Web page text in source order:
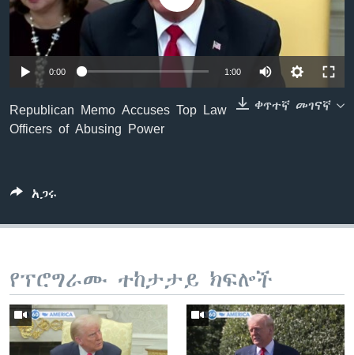
ቋንቋዎች
0:00 1:00
ቀጥተኛ መገናኛ
Republican Memo Accuses Top Law
Officers of Abusing Power
አጋሩ
የፕሮግራሙ ተከታታይ ክፍሎች